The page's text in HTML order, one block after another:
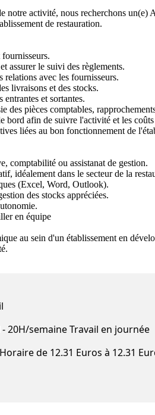
notre activité, nous recherchons
de restauration.
assurer le suivi des règlements.
relations avec les fournisseurs.
livraisons et des stocks.
et sortantes.
des pièces comptables,
bord afin de suivre l'activité et les
liées au bon fonctionnement de
comptabilité ou assistanat de gestion.
idéalement dans le secteur de la
(Excel, Word, Outlook).
des stocks appréciées.
en équipe
au sein d'un établissement en
20H/semaine Travail en journée
de 12.31 Euros à 12.31